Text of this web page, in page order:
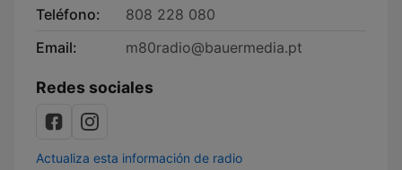
Teléfono:
808 228 080
Email:
m80radio@bauermedia.pt
Redes sociales
Actualiza esta información de radio